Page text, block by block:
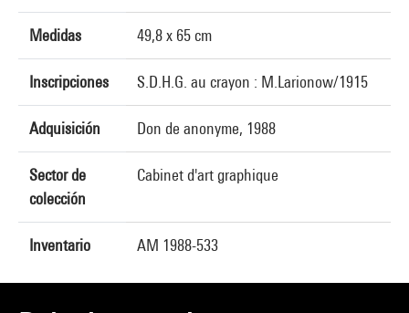
Medidas 49,8 x 65 cm
Inscripciones S.D.H.G. au crayon : M.Larionow/1915
Adquisición Don de anonyme, 1988
Sector de
colección
Cabinet d'art graphique
Inventario AM 1988-533